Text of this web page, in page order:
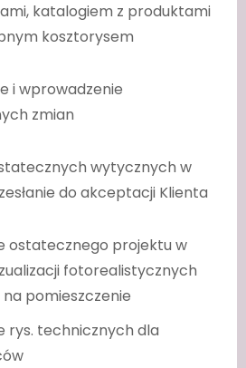
katalogiem z produktami
kosztorysem
i wprowadzenie
zmian
wytycznych w
do akceptacji Klienta
ostatecznego projektu w
fotorealistycznych
pomieszczenie
rys. technicznych dla